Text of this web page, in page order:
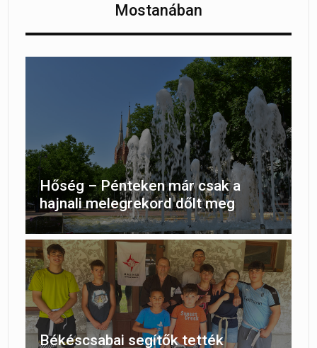
Mostanában
Hőség – Pénteken már csak a
hajnali melegrekord dőlt meg
Békéscsabai segítők tették